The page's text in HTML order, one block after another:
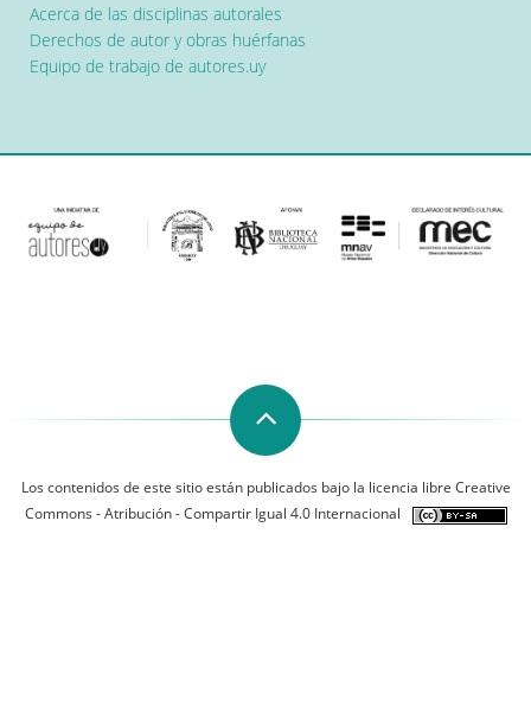
Acerca de las disciplinas autorales
Derechos de autor y obras huérfanas
Equipo de trabajo de autores.uy
Los contenidos de este sitio están publicados bajo la licencia libre Creative
Commons - Atribución - Compartir Igual 4.0 Internacional